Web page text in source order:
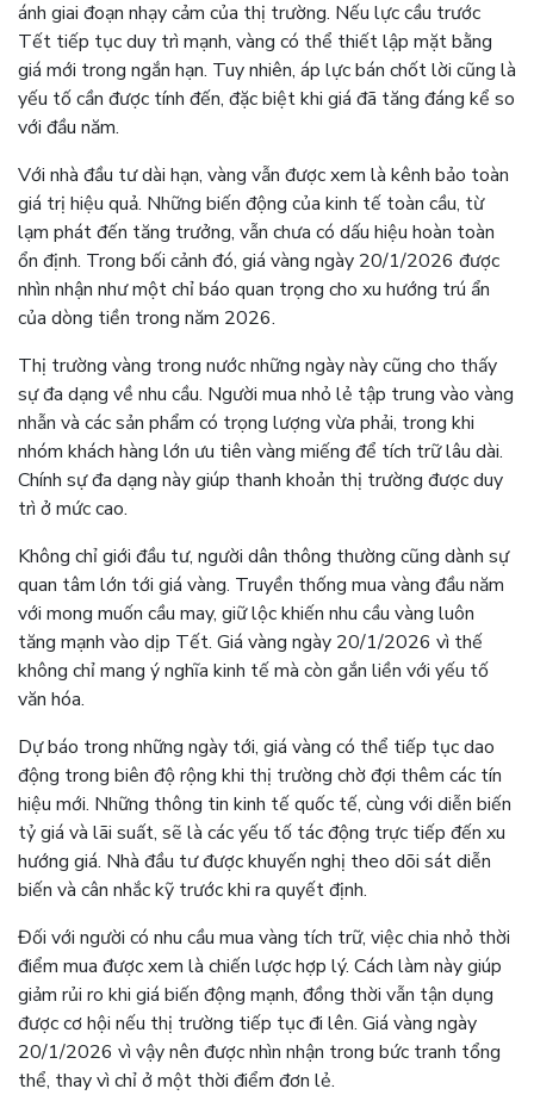
ánh giai đoạn nhạy cảm của thị trường. Nếu lực cầu trước
Tết tiếp tục duy trì mạnh, vàng có thể thiết lập mặt bằng
giá mới trong ngắn hạn. Tuy nhiên, áp lực bán chốt lời cũng là
yếu tố cần được tính đến, đặc biệt khi giá đã tăng đáng kể so
với đầu năm.
Với nhà đầu tư dài hạn, vàng vẫn được xem là kênh bảo toàn
giá trị hiệu quả. Những biến động của kinh tế toàn cầu, từ
lạm phát đến tăng trưởng, vẫn chưa có dấu hiệu hoàn toàn
ổn định. Trong bối cảnh đó, giá vàng ngày 20/1/2026 được
nhìn nhận như một chỉ báo quan trọng cho xu hướng trú ẩn
của dòng tiền trong năm 2026.
Thị trường vàng trong nước những ngày này cũng cho thấy
sự đa dạng về nhu cầu. Người mua nhỏ lẻ tập trung vào vàng
nhẫn và các sản phẩm có trọng lượng vừa phải, trong khi
nhóm khách hàng lớn ưu tiên vàng miếng để tích trữ lâu dài.
Chính sự đa dạng này giúp thanh khoản thị trường được duy
trì ở mức cao.
Không chỉ giới đầu tư, người dân thông thường cũng dành sự
quan tâm lớn tới giá vàng. Truyền thống mua vàng đầu năm
với mong muốn cầu may, giữ lộc khiến nhu cầu vàng luôn
tăng mạnh vào dịp Tết. Giá vàng ngày 20/1/2026 vì thế
không chỉ mang ý nghĩa kinh tế mà còn gắn liền với yếu tố
văn hóa.
Dự báo trong những ngày tới, giá vàng có thể tiếp tục dao
động trong biên độ rộng khi thị trường chờ đợi thêm các tín
hiệu mới. Những thông tin kinh tế quốc tế, cùng với diễn biến
tỷ giá và lãi suất, sẽ là các yếu tố tác động trực tiếp đến xu
hướng giá. Nhà đầu tư được khuyến nghị theo dõi sát diễn
biến và cân nhắc kỹ trước khi ra quyết định.
Đối với người có nhu cầu mua vàng tích trữ, việc chia nhỏ thời
điểm mua được xem là chiến lược hợp lý. Cách làm này giúp
giảm rủi ro khi giá biến động mạnh, đồng thời vẫn tận dụng
được cơ hội nếu thị trường tiếp tục đi lên. Giá vàng ngày
20/1/2026 vì vậy nên được nhìn nhận trong bức tranh tổng
thể, thay vì chỉ ở một thời điểm đơn lẻ.